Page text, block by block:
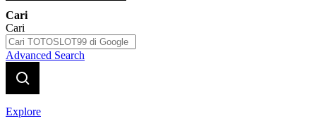
Cari
Cari
Advanced Search
Explore